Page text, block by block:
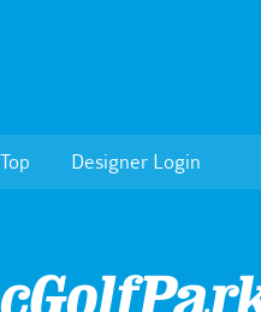
Designer Login